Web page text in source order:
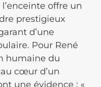
offre un
prestigieux
d’une
Pour René
humaine du
cœur d’un
une évidence : «